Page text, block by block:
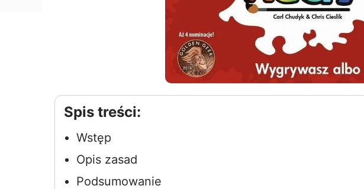
Spis treści:
Wstęp
Opis zasad
Podsumowanie